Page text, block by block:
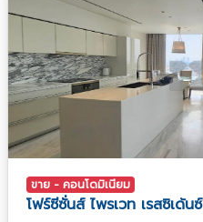
ขาย - คอนโดมิเนียม
โฟร์ซีซั่นส์ ไพรเวท เรสซิเด้นซ์